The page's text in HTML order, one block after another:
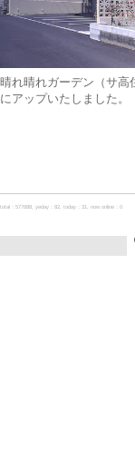
晴れ晴れガーデン（サ高
にアップいたしました。
total：577688, yeday：82, today：31, now online：0